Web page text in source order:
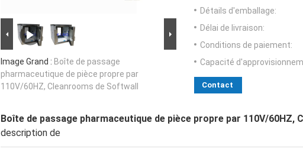
Image Grand : Boîte de passage
pharmaceutique de pièce propre par
110V/60HZ, Cleanrooms de Softwall
Détails d'emballage:
Délai de livraison:
Conditions de paiement:
Capacité
Contact
Boîte de passage pharmaceutique de pièce propre par 110V/60HZ,
description de